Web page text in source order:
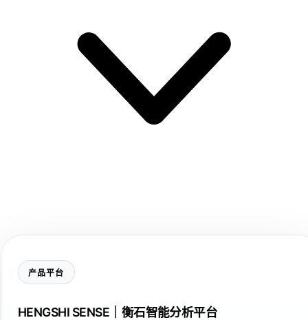
产品平台
HENGSHI SENSE｜衡石智能分析平台